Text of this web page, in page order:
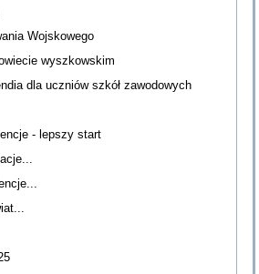
Wojskowego
wyszkowskim
dla uczniów szkół zawodowych
- lepszy start